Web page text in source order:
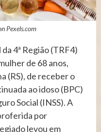
Pexels.com
4ª Região (TRF4)
de 68 anos,
(RS), de receber o
ao idoso (BPC)
Social (INSS). A
por
levou em